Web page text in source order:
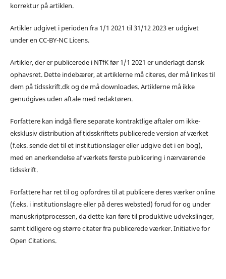
korrektur på artiklen.
Artikler udgivet i perioden fra 1/1 2021 til 31/12 2023 er udgivet
under en CC-BY-NC Licens.
Artikler, der er publicerede i NTfK før 1/1 2021 er underlagt dansk
ophavsret. Dette indebærer, at artiklerne må citeres, der må linkes til
dem på tidsskrift.dk og de må downloades. Artiklerne må ikke
genudgives uden aftale med redaktøren.
Forfattere kan indgå flere separate kontraktlige aftaler om ikke-
eksklusiv distribution af tidsskriftets publicerede version af værket
(f.eks. sende det til et institutionslager eller udgive det i en bog),
med en anerkendelse af værkets første publicering i nærværende
tidsskrift.
Forfattere har ret til og opfordres til at publicere deres værker online
(f.eks. i institutionslagre eller på deres websted) forud for og under
manuskriptprocessen, da dette kan føre til produktive udvekslinger,
samt tidligere og større citater fra publicerede værker. Initiative for
Open Citations.